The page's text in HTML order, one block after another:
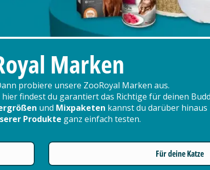
Marken
probiere unsere ZooRoyal Marken aus.
hier findest du garantiert das Richtige für deinen
und Mixpaketen kannst du darüber hinaus
Produkte ganz einfach testen.
Für deine Katze